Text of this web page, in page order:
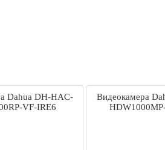
Dahua DH-HAC-
VF-IRE6
Видеокамера